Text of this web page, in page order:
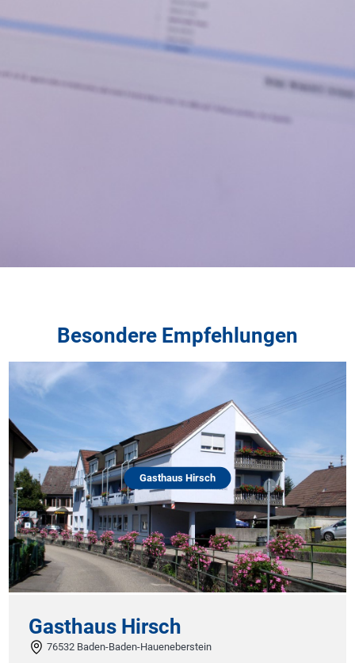
Besondere Empfehlungen
Gasthaus Hirsch
Gasthaus Hirsch
76532 Baden-Baden-Haueneberstein